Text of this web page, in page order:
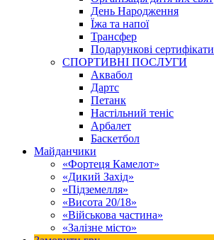
День Народження
Їжа та напої
Трансфер
Подарункові сертифікати
СПОРТИВНІ ПОСЛУГИ
Аквабол
Дартс
Петанк
Настільний теніс
Арбалет
Баскетбол
Майданчики
«Фортеця Камелот»
«Дикий Захід»
«Підземелля»
«Висота 20/18»
«Військова частина»
«Залізне місто»